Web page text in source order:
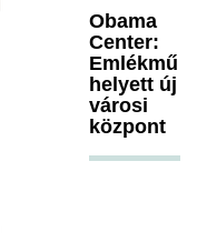
Obama
Center:
Emlékmű
helyett új
városi
központ